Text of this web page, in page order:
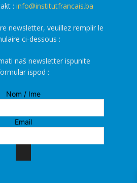
: info@institutfrancais.ba
newsletter, veuillez remplir le
ci-dessous :
naš newsletter ispunite
ispod :
Nom / Ime
Email